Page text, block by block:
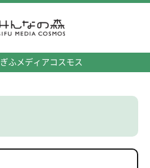
ぎふメディアコスモス